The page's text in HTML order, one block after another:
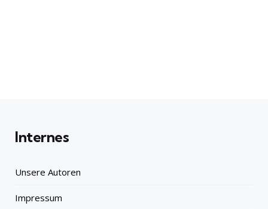
Internes
Unsere Autoren
Impressum